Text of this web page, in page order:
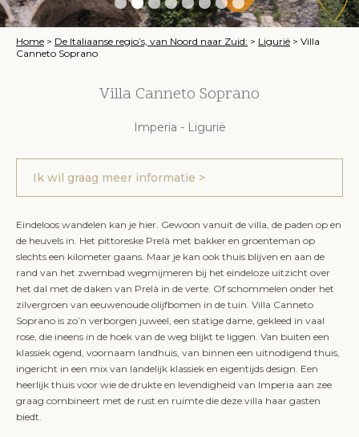
Home > De Italiaanse regio’s, van Noord naar Zuid: > Ligurië > Villa
Canneto Soprano
Villa Canneto Soprano
Imperia - Ligurië
Ik wil graag meer informatie >
Eindeloos wandelen kan je hier. Gewoon vanuit de villa, de paden op en
de heuvels in. Het pittoreske Prelà met bakker en groenteman op
slechts een kilometer gaans. Maar je kan ook thuis blijven en aan de
rand van het zwembad wegmijmeren bij het eindeloze uitzicht over
het dal met de daken van Prelà in de verte. Of schommelen onder het
zilvergroen van eeuwenoude olijfbomen in de tuin. Villa Canneto
Soprano is zo’n verborgen juweel, een statige dame, gekleed in vaal
rose, die ineens in de hoek van de weg blijkt te liggen. Van buiten een
klassiek ogend, voornaam landhuis, van binnen een uitnodigend thuis,
ingericht in een mix van landelijk klassiek en eigentijds design. Een
heerlijk thuis voor wie de drukte en levendigheid van Imperia aan zee
graag combineert met de rust en ruimte die deze villa haar gasten
biedt.